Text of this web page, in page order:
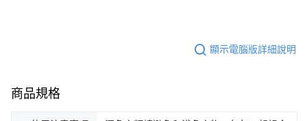
顯示電腦版詳細說明
商品規格